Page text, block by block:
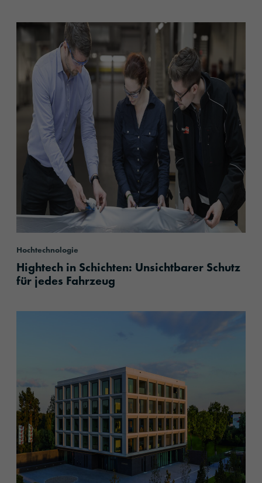
Hochtechnologie
Hightech in Schichten: Unsichtbarer Schutz
für jedes Fahrzeug
content.read_more